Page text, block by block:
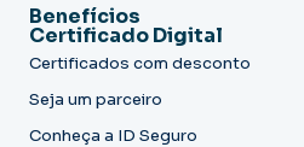
Benefícios
Certificado Digital
Certificados com desconto
Seja um parceiro
Conheça a ID Seguro